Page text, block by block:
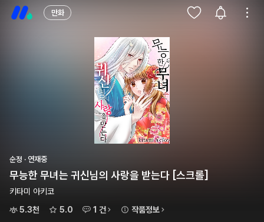
만화
순정 · 연재중
무능한 무녀는 귀신님의 사랑을 받는다 [스크롤]
키타미 아키코
5.3천
5.0 1 건 작품정보